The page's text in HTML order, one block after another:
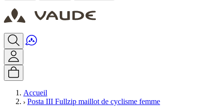
Accueil
Posta III Fullzip maillot de cyclisme femme